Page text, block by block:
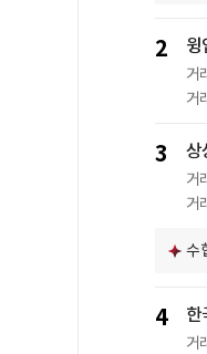
2 윙
거
거
3 상
거
거
수
4 한
거